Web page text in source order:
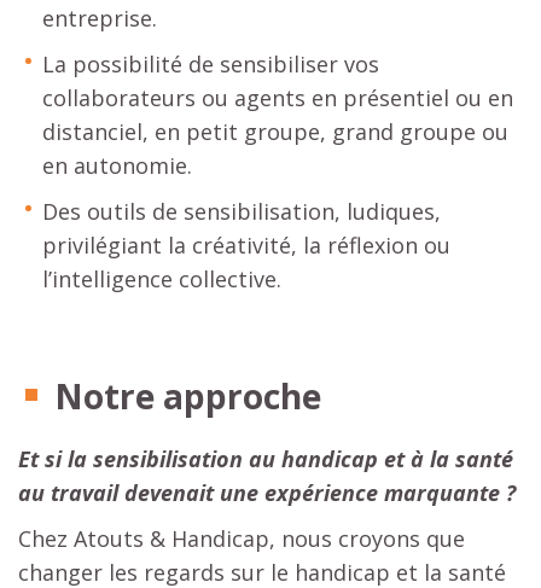
entreprise.
La possibilité de sensibiliser vos
collaborateurs ou agents en présentiel ou en
distanciel, en petit groupe, grand groupe ou
en autonomie.
Des outils de sensibilisation, ludiques,
privilégiant la créativité, la réflexion ou
l’intelligence collective.
Notre approche
Et si la sensibilisation au handicap et à la santé
au travail devenait une expérience marquante ?
Chez Atouts & Handicap, nous croyons que
changer les regards sur le handicap et la santé